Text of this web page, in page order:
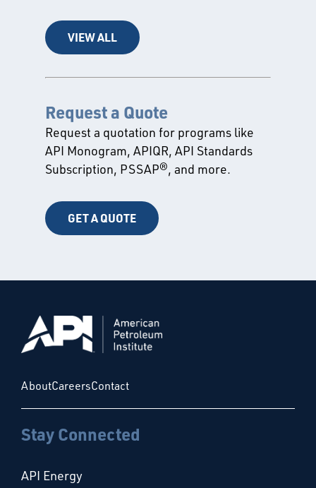
VIEW ALL
Request a Quote
Request a quotation for programs like
API Monogram, APIQR, API Standards
Subscription, PSSAP®, and more.
GET A QUOTE
AboutCareersContact
Stay Connected
API Energy